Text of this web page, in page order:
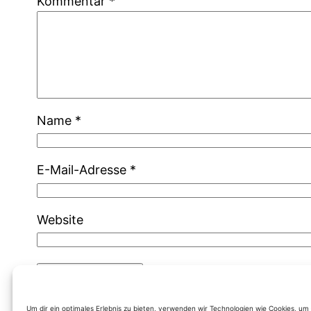
Um dir ein optimales Erlebnis zu bieten, verwenden wir Technologien wie Cookies,
Name *
E-Mail-Adresse *
Website